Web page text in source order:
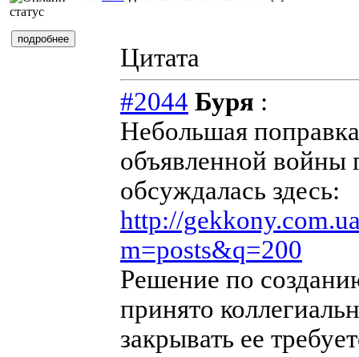
Цитата
#2044 Буря :
Небольшая
объявленной войны
обсуждалась здесь:
http://
m=posts&q=200
Решение по
принято
закрывать ее